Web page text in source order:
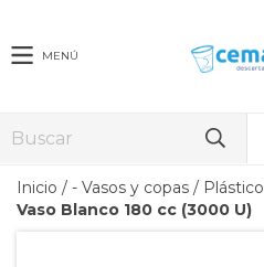
MENÚ
Inicio / - Vasos y copas / Plástico
Vaso Blanco 180 cc (3000 U)